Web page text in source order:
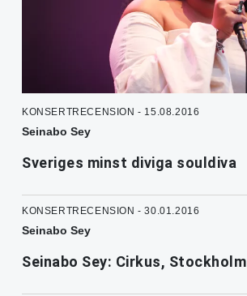
KONSERTRECENSION - 15.08.2016
Seinabo Sey
Sveriges minst diviga souldiva
KONSERTRECENSION - 30.01.2016
Seinabo Sey
Seinabo Sey: Cirkus, Stockholm